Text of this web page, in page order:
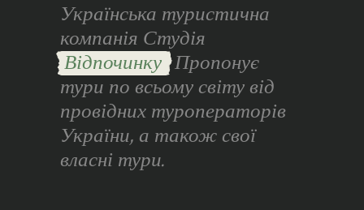
Українська туристична
компанія Студія
Відпочинку Пропонує
тури по всьому світу від
провідних туроператорів
України, а також свої
власні тури.